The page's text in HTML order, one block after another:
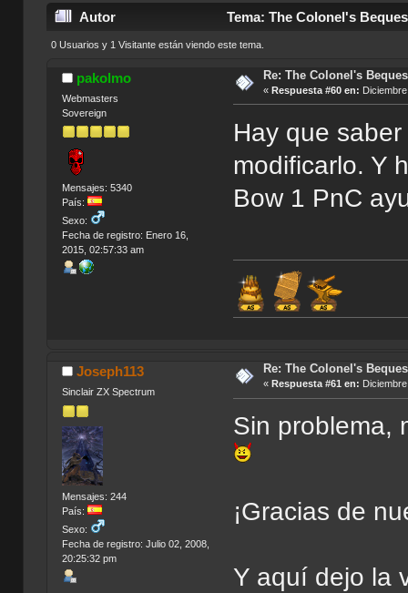
Autor Tema: The Colonel's
0 Usuarios y 1 Visitante están viendo este tema.
pakolmo
Webmasters
Sovereign
Mensajes: 5340
País:
Sexo:
Fecha de registro: Enero 16,
2015, 02:57:33 am
Re: The Colonel's
« Respuesta #60 en:
Hay que
modificarlo. Y
Bow 1 PnC
Joseph113
Sinclair ZX Spectrum
Mensajes: 244
País:
Sexo:
Fecha de registro: Julio 02, 2008,
20:25:32 pm
Re: The Colonel's
« Respuesta #61 en:
Sin problema,
¡Gracias de
Y aquí dejo la